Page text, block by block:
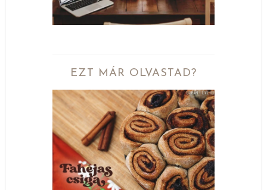
EZT MÁR OLVASTAD?